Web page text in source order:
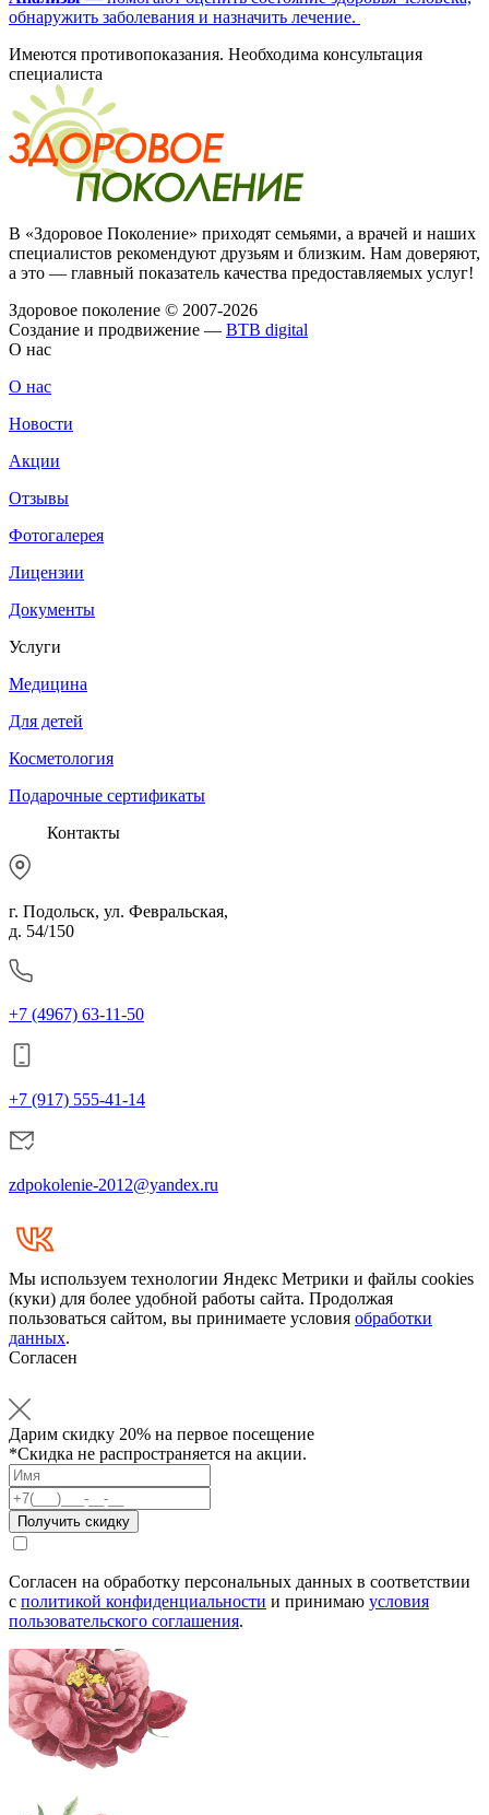
обнаружить заболевания и назначить лечение.
Имеются противопоказания. Необходима консультация
специалиста
В «Здоровое Поколение» приходят семьями, а врачей и наших
специалистов рекомендуют друзьям и близким. Нам доверяют,
а это — главный показатель качества предоставляемых услуг!
Здоровое поколение © 2007-2026
Создание и продвижение — BTB digital
О нас
О нас
Новости
Акции
Отзывы
Фотогалерея
Лицензии
Документы
Услуги
Медицина
Для детей
Косметология
Подарочные сертификаты
Контакты
г. Подольск, ул. Февральская,
д. 54/150
+7 (4967) 63-11-50
+7 (917) 555-41-14
zdpokolenie-2012@yandex.ru
Мы используем технологии Яндекс Метрики и файлы cookies
(куки) для более удобной работы сайта. Продолжая
пользоваться сайтом, вы принимаете условия обработки
данных.
Согласен
Дарим скидку 20% на первое посещение
*Скидка не распространяется на акции.
Согласен на обработку персональных данных в соответствии
с политикой конфиденциальности и принимаю условия
пользовательского соглашения.